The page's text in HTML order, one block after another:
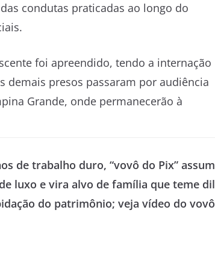
condutas praticadas ao longo do
foi apreendido, tendo a internação
demais presos passaram por audiência
Grande, onde permanecerão à
de trabalho duro, “vovô do Pix” assum
luxo e vira alvo de família que teme dil
do patrimônio; veja vídeo do vovô